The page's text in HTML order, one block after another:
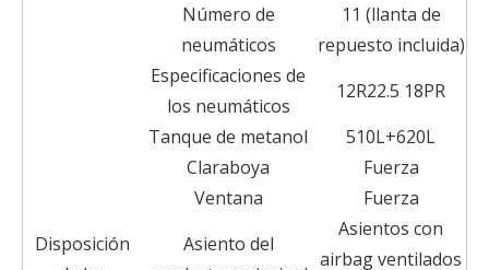
Número de
neumáticos
11 (llanta de
repuesto incluida)
Especificaciones de
los neumáticos
12R22.5 18PR
Tanque de metanol
510L+620L
Disposición
Claraboya
Fuerza
Ventana
Fuerza
Asiento del
Asientos con
airbag ventilados